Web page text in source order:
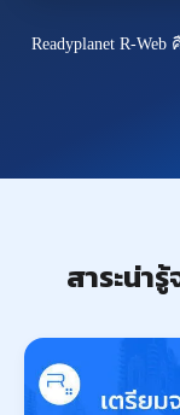
Readyplanet R-
สาระน่า